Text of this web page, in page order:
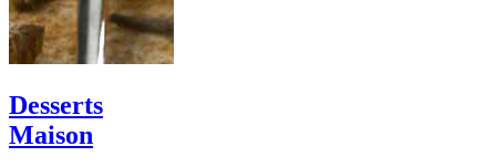
Desserts
Maison